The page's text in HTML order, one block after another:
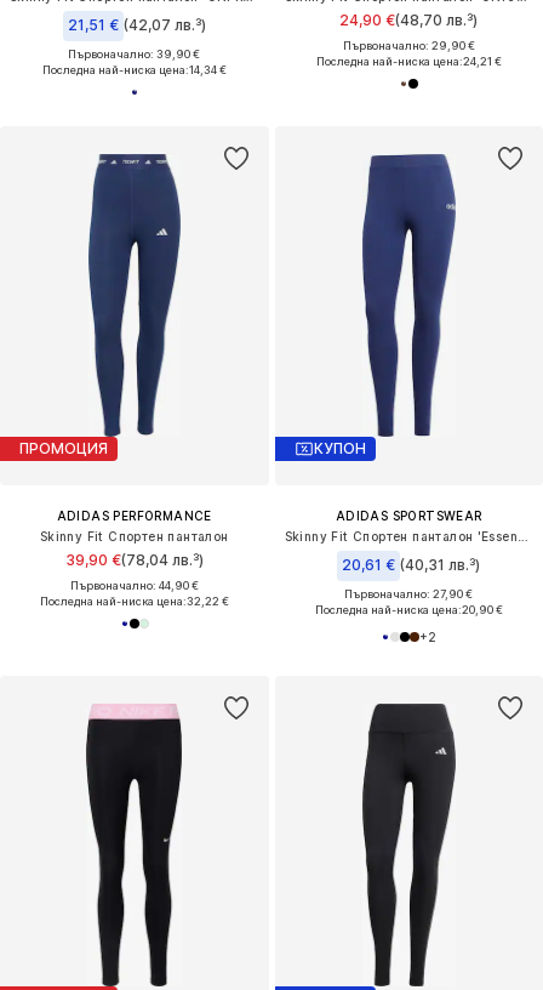
21,51 € (42,07 лв.³)
Първоначално: 39,90 €
Последна най-ниска цена:14,34 €
24,90 €(48,70 лв.³)
Първоначално: 29,90 €
Последна най-ниска цена:24,21 €
ПРОМОЦИЯ
ADIDAS PERFORMANCE
Skinny Fit Спортен панталон
39,90 €(78,04 лв.³)
Първоначално: 44,90 €
Последна най-ниска цена:32,22 €
КУПОН
ADIDAS SPORTSWEAR
20,61 € (40,31 лв.³)
Първоначално: 27,90 €
Последна най-ниска цена:20,90 €
+2